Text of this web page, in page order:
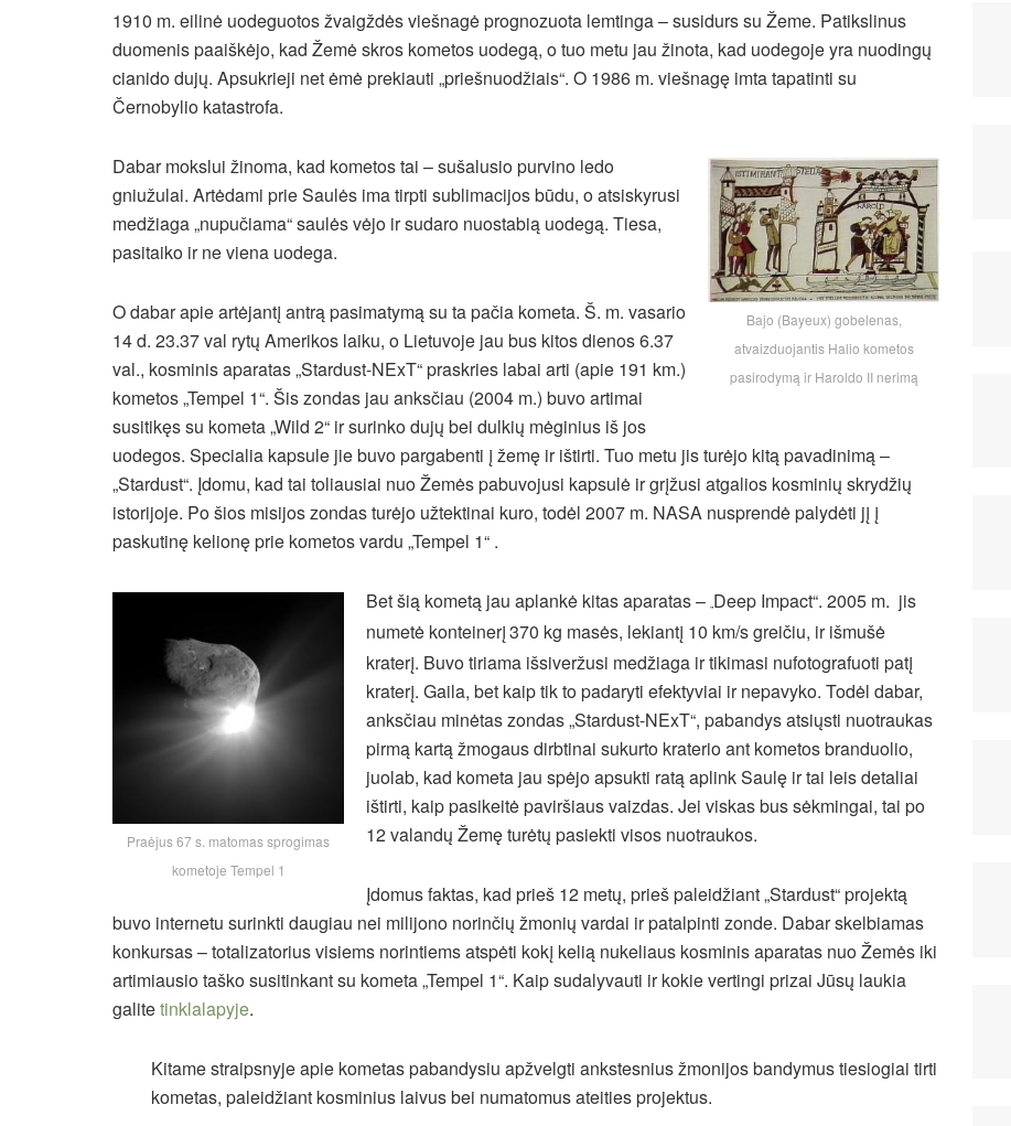
1910 m. eilinė uodeguotos žvaigždės viešnagė prognozuota lemtinga – susidurs su Žeme. Patikslinus
duomenis paaiškėjo, kad Žemė skros kometos uodegą, o tuo metu jau žinota, kad uodegoje yra nuodingų
cianido dujų. Apsukrieji net ėmė prekiauti „priešnuodžiais“. O 1986 m. viešnagę imta tapatinti su
Černobylio katastrofa.
Bajo (Bayeux) gobelenas,
atvaizduojantis Halio kometos
pasirodymą ir Haroldo II nerimą
Dabar mokslui žinoma, kad kometos tai – sušalusio purvino ledo
gniužulai. Artėdami prie Saulės ima tirpti sublimacijos būdu, o atsiskyrusi
medžiaga „nupučiama“ saulės vėjo ir sudaro nuostabią uodegą. Tiesa,
pasitaiko ir ne viena uodega.
O dabar apie artėjantį antrą pasimatymą su ta pačia kometa. Š. m. vasario
14 d. 23.37 val rytų Amerikos laiku, o Lietuvoje jau bus kitos dienos 6.37
val., kosminis aparatas „Stardust-NExT“ praskries labai arti (apie 191 km.)
kometos „Tempel 1“. Šis zondas jau anksčiau (2004 m.) buvo artimai
susitikęs su kometa „Wild 2“ ir surinko dujų bei dulkių mėginius iš jos
uodegos. Specialia kapsule jie buvo pargabenti į žemę ir ištirti. Tuo metu jis turėjo kitą pavadinimą –
„Stardust“. Įdomu, kad tai toliausiai nuo Žemės pabuvojusi kapsulė ir grįžusi atgalios kosminių skrydžių
istorijoje. Po šios misijos zondas turėjo užtektinai kuro, todėl 2007 m. NASA nusprendė palydėti jį į
paskutinę kelionę prie kometos vardu „Tempel 1“ .
Praėjus 67 s. matomas sprogimas
kometoje Tempel 1
Bet šią kometą jau aplankė kitas aparatas – „Deep Impact“. 2005 m. jis
numetė konteinerį370 kg masės, lekiantį 10 km/s greičiu, ir išmušė
kraterį. Buvo tiriama išsiveržusi medžiaga ir tikimasi nufotografuoti patį
kraterį. Gaila, bet kaip tik to padaryti efektyviai ir nepavyko. Todėl dabar,
anksčiau minėtas zondas „Stardust-NExT“, pabandys atsiųsti nuotraukas
pirmą kartą žmogaus dirbtinai sukurto kraterio ant kometos branduolio,
juolab, kad kometa jau spėjo apsukti ratą aplink Saulę ir tai leis detaliai
ištirti, kaip pasikeitė paviršiaus vaizdas. Jei viskas bus sėkmingai, tai po
12 valandų Žemę turėtų pasiekti visos nuotraukos.
Įdomus faktas, kad prieš 12 metų, prieš paleidžiant „Stardust“ projektą
buvo internetu surinkti daugiau nei milijono norinčių žmonių vardai ir patalpinti zonde. Dabar skelbiamas
konkursas – totalizatorius visiems norintiems atspėti kokį kelią nukeliaus kosminis aparatas nuo Žemės iki
artimiausio taško susitinkant su kometa „Tempel 1“. Kaip sudalyvauti ir kokie vertingi prizai Jūsų laukia
galitetinklalapyje.
Kitame straipsnyje apie kometas pabandysiu apžvelgti ankstesnius žmonijos bandymus tiesiogiai tirti
kometas, paleidžiant kosminius laivus bei numatomus ateities projektus.